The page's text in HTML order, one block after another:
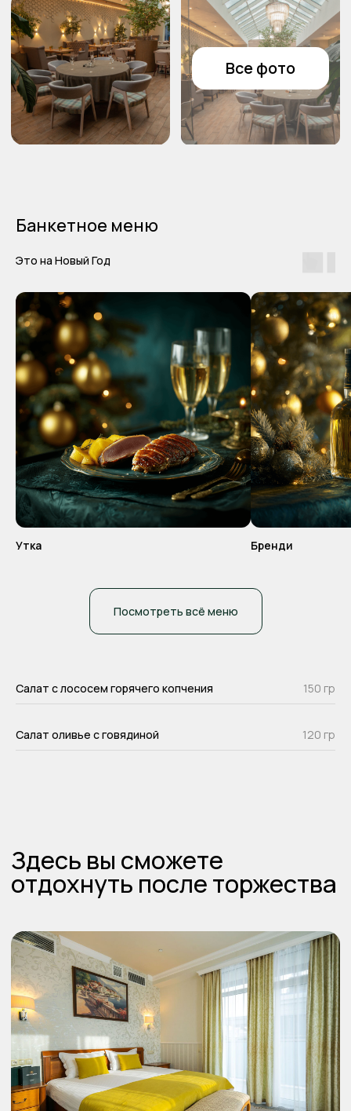
Банкетное меню
Это на Новый Год
Утка Бренди
Посмотреть всё меню
Салат с лососем горячего копчения 150 гр
Салат оливье с говядиной 120 гр
Грейс Эль Параисо в
стильной и комфортной
обстановке
Стоимость — 18 000
рублей
Входит: вся шоу-программа, фотосессия,
основные блюда и закуски, шампанское
Как это было в
Новогоднюю ночь
Скачать все фото
тут
Бронируйте места
Новый Год уже близко, и банкетные
залы быстро бронируют.
Забронируйте заранее и получите